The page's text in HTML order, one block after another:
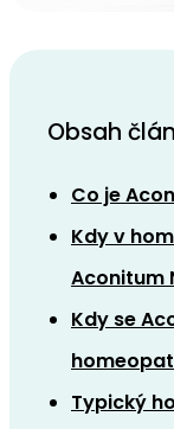
Obsah
Co je
Kdy v
Aconitum
Kdy se
Typický